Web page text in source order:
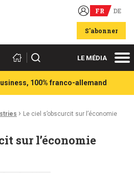
FR DE
S'abonner
Rechercher LE MÉDIA
100% franco-allemand
› Le ciel s’obscurcit sur l’économie
sur l’économie